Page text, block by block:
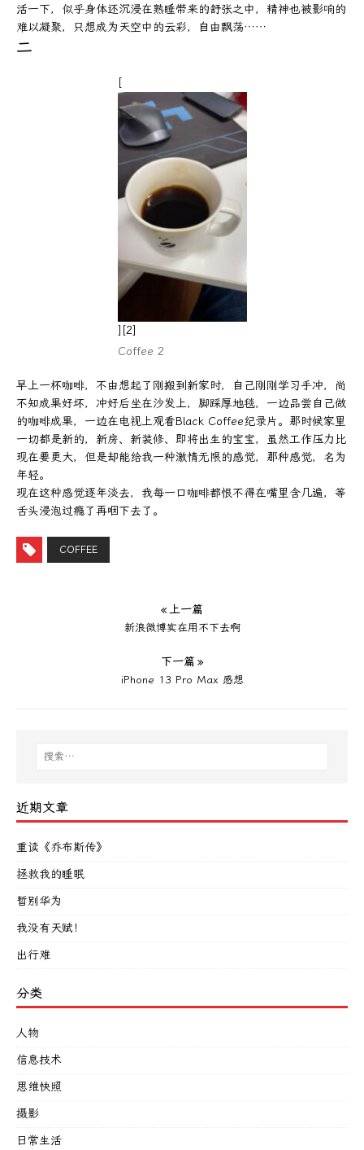
活一下，似乎身体还沉浸在熟睡带来的舒张之中，精神也被影响的
难以凝聚，只想成为天空中的云彩，自由飘荡……
二
[
][2]
Coffee 2
早上一杯咖啡，不由想起了刚搬到新家时，自己刚刚学习手冲，尚
不知成果好坏，冲好后坐在沙发上，脚踩厚地毯，一边品尝自己做
的咖啡成果，一边在电视上观看Black Coffee纪录片。那时候家里
一切都是新的，新房、新装修、即将出生的宝宝，虽然工作压力比
现在要更大，但是却能给我一种激情无限的感觉，那种感觉，名为
年轻。
现在这种感觉逐年淡去，我每一口咖啡都恨不得在嘴里含几遍，等
舌头浸泡过瘾了再咽下去了。
COFFEE
« 上一篇
新浪微博实在用不下去啊
下一篇 »
iPhone 13 Pro Max 感想
近期文章
重读《乔布斯传》
拯救我的睡眠
暂别华为
我没有天赋！
出行难
分类
人物
信息技术
思维快照
摄影
日常生活